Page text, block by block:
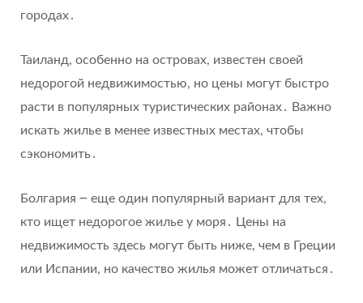
городах․
Таиланд, особенно на островах, известен своей
недорогой недвижимостью, но цены могут быстро
расти в популярных туристических районах․ Важно
искать жилье в менее известных местах, чтобы
сэкономить․
Болгария ౼ еще один популярный вариант для тех,
кто ищет недорогое жилье у моря․ Цены на
недвижимость здесь могут быть ниже, чем в Греции
или Испании, но качество жилья может отличаться․